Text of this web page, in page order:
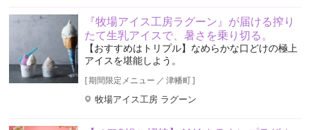
『牧場アイス工房ラグーン』が届ける搾り
たて生乳アイスで、暑さを乗り切る。
【おすすめはトリプル】なめらかな口どけの極上
アイスを堪能しよう。
[期間限定メニュー ／ 津幡町]
牧場アイス工房 ラグーン